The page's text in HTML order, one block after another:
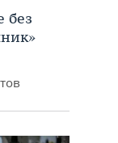
без